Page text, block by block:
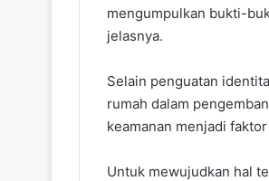
mengumpulkan bukti-
jelasnya.
Selain penguatan
rumah dalam
keamanan menjadi
Untuk mewujudkan hal